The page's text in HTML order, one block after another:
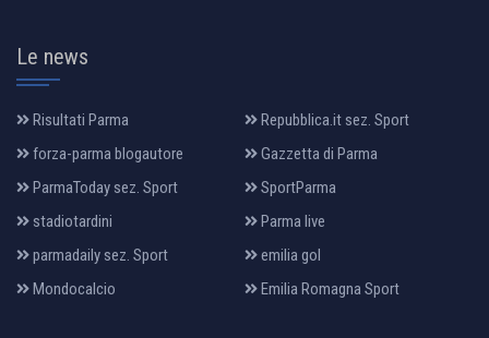
Le news
Risultati Parma
Repubblica.it sez. Sport
forza-parma blogautore
Gazzetta di Parma
ParmaToday sez. Sport
SportParma
stadiotardini
Parma live
parmadaily sez. Sport
emilia gol
Mondocalcio
Emilia Romagna Sport